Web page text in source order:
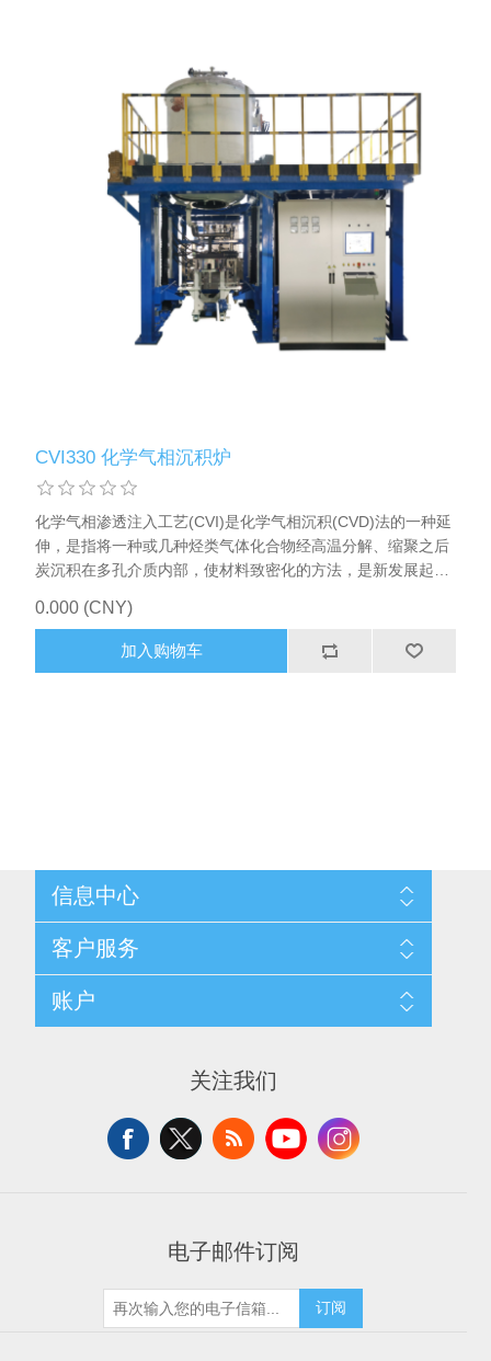
CVI330 化学气相沉积炉
化学气相渗透注入工艺(CVI)是化学气相沉积(CVD)法的一种延
伸，是指将一种或几种烃类气体化合物经高温分解、缩聚之后
炭沉积在多孔介质内部，使材料致密化的方法，是新发展起来
复合材料，包括碳/碳复合材料和以碳化物、氮化物为基质的材
料，CVI设备主要应用于光伏辅材的碳纤维气体沉积。
0.000 (CNY)
加入购物车
信息中心
网站地图
配送与退换政策
隐私条款
关于我们
客户服务
搜索
新闻
博客
账户
关注我们
电子邮件订阅
订阅